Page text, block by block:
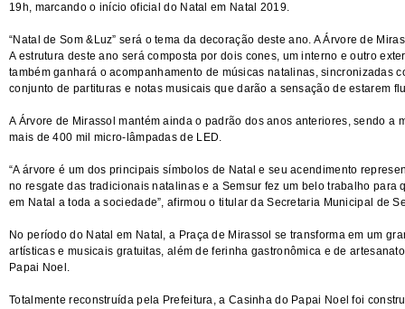
19h, marcando o início oficial do Natal em Natal 2019.
“Natal de Som &Luz” será o tema da decoração deste ano. A Árvore de
A estrutura deste ano será composta por dois cones, um interno e outro
também ganhará o acompanhamento de músicas natalinas, sincronizadas
conjunto de partituras e notas musicais que darão a sensação de estarem
A Árvore de Mirassol mantém ainda o padrão dos anos anteriores, sendo
mais de 400 mil micro-lâmpadas de LED.
“A árvore é um dos principais símbolos de Natal e seu acendimento
no resgate das tradicionais natalinas e a Semsur fez um belo trabalho
em Natal a toda a sociedade”, afirmou o titular da Secretaria Municipal de
No período do Natal em Natal, a Praça de Mirassol se transforma em um
artísticas e musicais gratuitas, além de ferinha gastronômica e de
Papai Noel.
Totalmente reconstruída pela Prefeitura, a Casinha do Papai Noel foi